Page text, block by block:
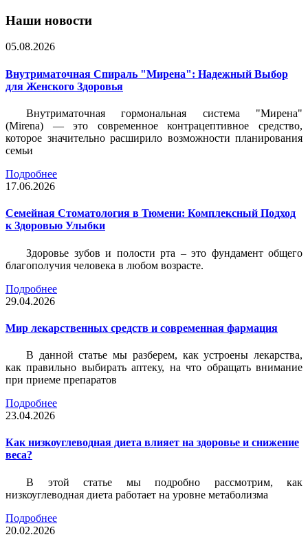
Наши новости
05.08.2026
Внутриматочная Спираль "Мирена": Надежный Выбор
для Женского Здоровья
Внутриматочная гормональная система "Мирена"
(Mirena) — это современное контрацептивное средство,
которое значительно расширило возможности планирования
семьи
Подробнее
17.06.2026
Семейная Стоматология в Тюмени: Комплексный Подход
к Здоровью Улыбки
Здоровье зубов и полости рта – это фундамент общего
благополучия человека в любом возрасте.
Подробнее
29.04.2026
Мир лекарственных средств и современная фармация
В данной статье мы разберем, как устроены лекарства,
как правильно выбирать аптеку, на что обращать внимание
при приеме препаратов
Подробнее
23.04.2026
Как низкоуглеводная диета влияет на здоровье и снижение
веса?
В этой статье мы подробно рассмотрим, как
низкоуглеводная диета работает на уровне метаболизма
Подробнее
20.02.2026